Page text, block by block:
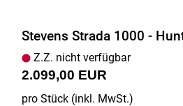
Stevens Strada 1000 -
Z.Z. nicht verfügbar
2.099,00 EUR
pro Stück (inkl. MwSt.)